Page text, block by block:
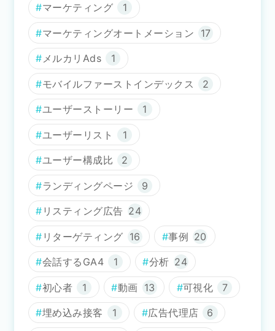
マーケティング 1
マーケティングオートメーション 17
メルカリAds 1
モバイルファーストインデックス 2
ユーザーストーリー 1
ユーザーリスト 1
ユーザー構成比 2
ランディングページ 9
リスティング広告 24
リターゲティング 16 事例 20
会話するGA4 1 分析 24
初心者 1 動画 13 可視化 7
埋め込み接客 1 広告代理店 6